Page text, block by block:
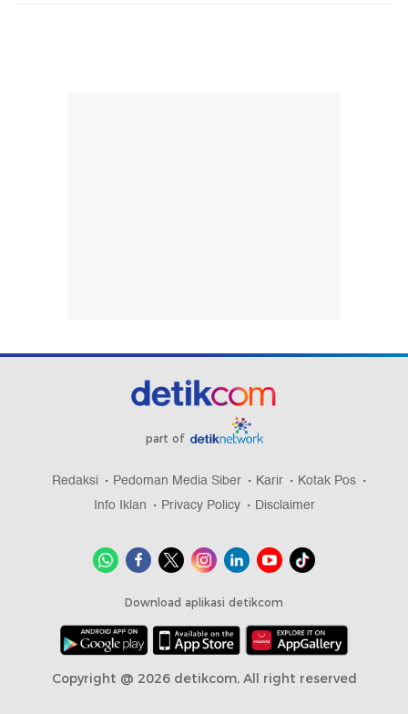
part of
Redaksi Pedoman Media Siber Karir
Kotak Pos
Info Iklan
Privacy Policy Disclaimer
Download aplikasi detikcom
Copyright @ 2026 detikcom, All right reserved